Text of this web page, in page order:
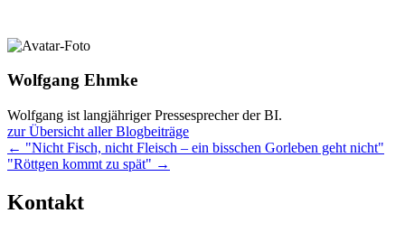
Wolfgang Ehmke
Wolfgang ist langjähriger Pressesprecher der BI.
zur Übersicht aller Blogbeiträge
Posts
navigation
← "Nicht Fisch, nicht Fleisch – ein bisschen Gorleben geht nicht"
"Röttgen kommt zu spät" →
Kontakt